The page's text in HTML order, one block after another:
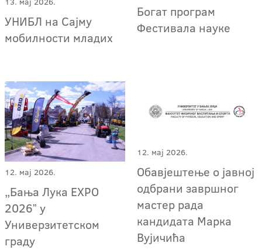
УНИБЛ на Сајму
мобилности младих
Богат програм
Фестивала науке
12. мај 2026.
„Бања Лука EXPO
2026ˮ у
Универзитетском
граду
12. мај 2026.
Обавјештење о јавној
одбрани завршног
мастер рада
кандидата Марка
Вујичића